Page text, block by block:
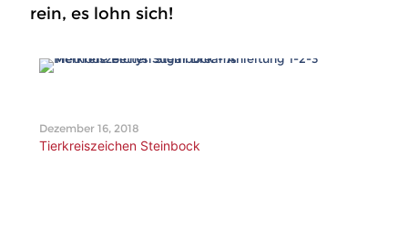
rein, es lohn sich!
Dezember 16, 2018
Tierkreiszeichen Steinbock